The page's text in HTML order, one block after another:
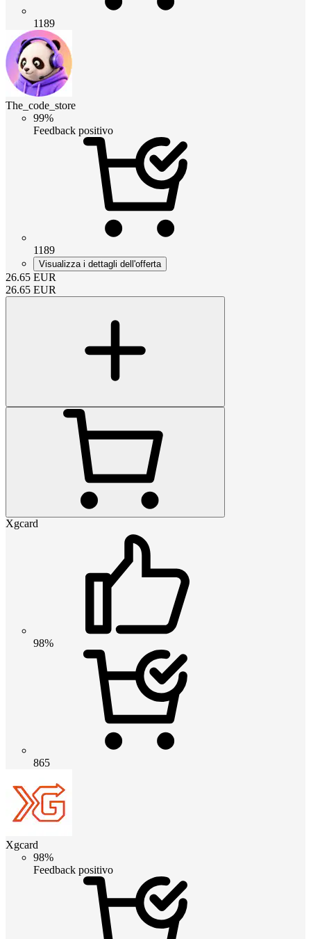
1189
The_code_store
99%
Feedback positivo
1189
Visualizza i dettagli dell'offerta
26.65 EUR
26.65 EUR
Xgcard
98%
865
Xgcard
98%
Feedback positivo